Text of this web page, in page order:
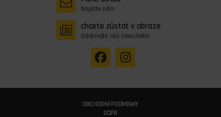
Napište nám
chcete zůstat v obraze
Odebírejte náš newsletter
OBCHODNÍ PODMÍNKY
GDPR